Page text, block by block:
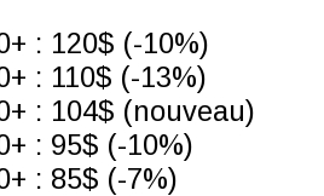
: 120$ (-10%)
: 110$ (-13%)
: 104$ (nouveau)
: 95$ (-10%)
: 85$ (-7%)